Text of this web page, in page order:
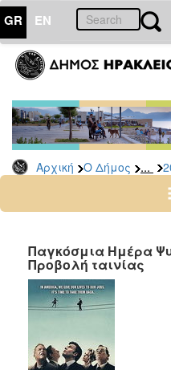
GR EN
Αρχική Ο Δήμος ...
ΔΗΜΟΣ
Δελτία
Τύπου
Αρχείο
2026
2024
2022
2021
2020
2019
2018
Παγκόσμια Ημέρα
Προβολή ταινίας